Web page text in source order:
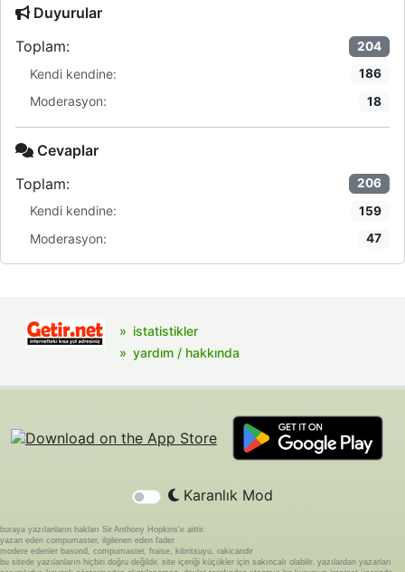
Duyurular
Toplam:
204
Kendi kendine: 186
Moderasyon: 18
Cevaplar
Toplam:
206
Kendi kendine: 159
Moderasyon: 47
istatistikler
yardım / hakkında
Karanlık Mod
buraya yazılanların hakları Sir Anthony Hopkins'e aittir.
yazan eden compumaster, ilgilenen eden fader
modere edenler basond, compumaster, fraise, kibritsuyu, rakicandir
bu sitede yazılanların hiçbiri doğru değildir. site içeriği küçükler için sakıncalı olabilir. yazılardan yazarları